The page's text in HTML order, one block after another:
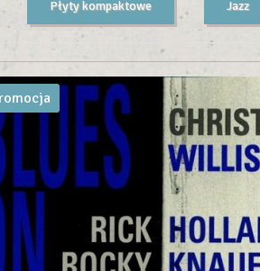
Płyty kompaktowe Jazz